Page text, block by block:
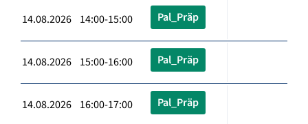
14.08.2026 14:00-15:00 Pal_Präp
14.08.2026 15:00-16:00 Pal_Präp
14.08.2026 16:00-17:00 Pal_Präp